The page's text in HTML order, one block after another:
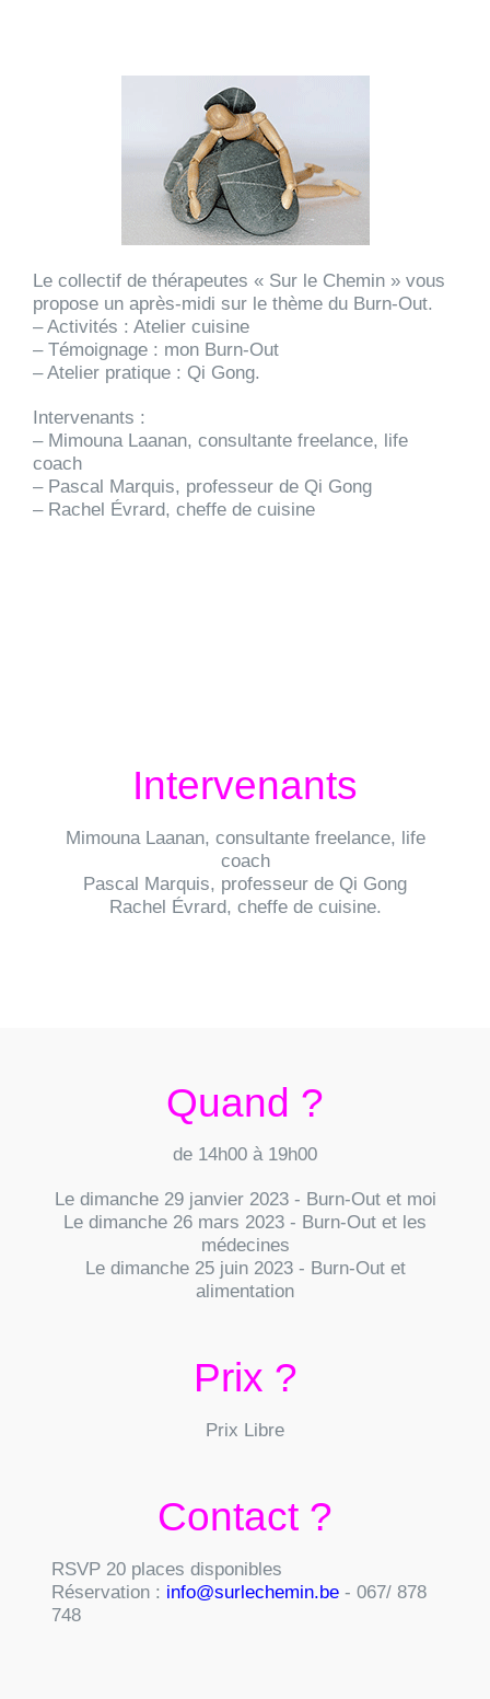
Le collectif de thérapeutes « Sur le Chemin » vous
propose un après-midi sur le thème du Burn-Out.
– Activités : Atelier cuisine
– Témoignage : mon Burn-Out
– Atelier pratique : Qi Gong.
Intervenants :
– Mimouna Laanan, consultante freelance, life
coach
– Pascal Marquis, professeur de Qi Gong
– Rachel Évrard, cheffe de cuisine
Intervenants
Mimouna Laanan, consultante freelance, life
coach
Pascal Marquis, professeur de Qi Gong
Rachel Évrard, cheffe de cuisine.
Quand ?
de 14h00 à 19h00
Le dimanche 29 janvier 2023 - Burn-Out et moi
Le dimanche 26 mars 2023 - Burn-Out et les
médecines
Le dimanche 25 juin 2023 - Burn-Out et
alimentation
Prix ?
Prix Libre
Contact ?
RSVP 20 places disponibles
Réservation: info@surlechemin.be- 067/ 878
748